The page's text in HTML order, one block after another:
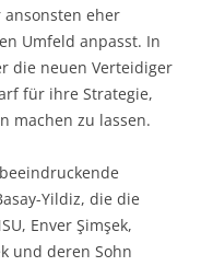
eher
Umfeld anpasst. In
die neuen Verteidiger
für ihre Strategie,
machen zu lassen.
Yildiz, die die
Enver Şimşek,
und deren Sohn